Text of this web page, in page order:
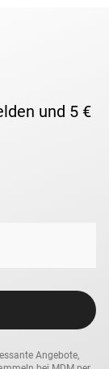
und 5 €
Angebote,